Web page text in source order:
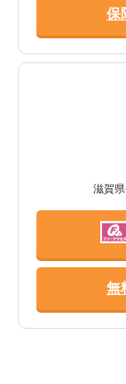
保
滋賀
無